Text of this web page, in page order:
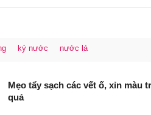
kỷ nước nước lá
Mẹo tẩy sạch các vết ố, xỉn màu
quả